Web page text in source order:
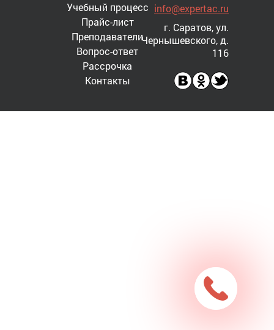
Учебный процесс
Прайс-лист
Преподаватели
Вопрос-ответ
Рассрочка
Контакты
info@expertac.ru
г. Саратов, ул.
Чернышевского, д.
116